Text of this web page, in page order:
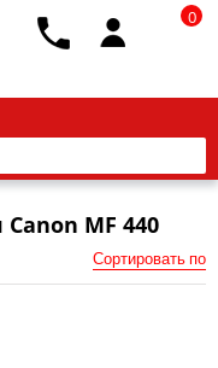
0
MF 440
Сортировать по